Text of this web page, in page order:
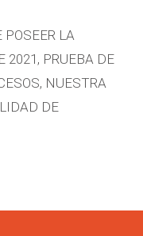
POSEER LA
2021, PRUEBA DE
NUESTRA
DE